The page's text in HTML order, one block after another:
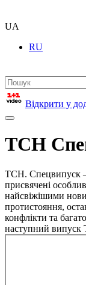
UA
RU
Відкрити у
ТСН
ТСН. Спецвипуск –
присвячені
найсвіжішими
протистояння,
конфлікти та
наступний